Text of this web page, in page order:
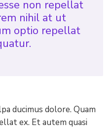
non repellat
nihil at ut
optio repellat
ducimus dolore. Quam
ex. Et autem quasi